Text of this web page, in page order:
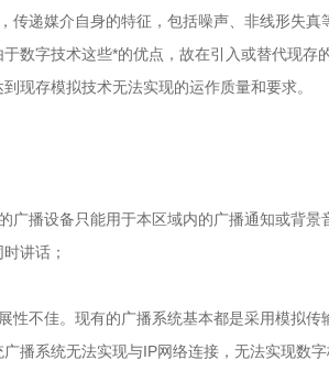
传递媒介自身的特征，包括噪声、非线形失
数字技术这些*的优点，故在引入或替代现存
现存模拟技术无法实现的运作质量和要求。
播设备只能用于本区域内的广播通知或背景
讲话；
不佳。现有的广播系统基本都是采用模拟传
播系统无法实现与IP网络连接，无法实现数